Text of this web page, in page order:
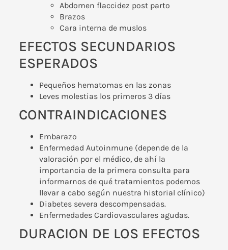
Abdomen flaccidez post parto
Brazos
Cara interna de muslos
EFECTOS SECUNDARIOS
ESPERADOS
Pequeños hematomas en las zonas
Leves molestias los primeros 3 días
CONTRAINDICACIONES
Embarazo
Enfermedad Autoinmune (depende de la
valoración por el médico, de ahí la
importancia de la primera consulta para
informarnos de qué tratamientos podemos
llevar a cabo según nuestra historial clínico)
Diabetes severa descompensadas.
Enfermedades Cardiovasculares agudas.
DURACION DE LOS EFECTOS